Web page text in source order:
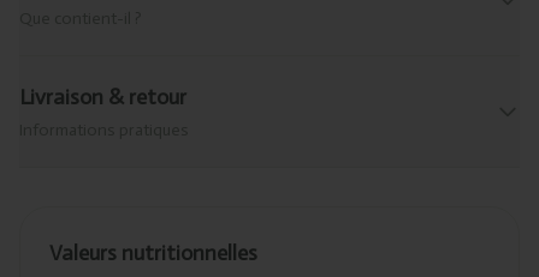
Livraison & retour
Valeurs nutritionnelles